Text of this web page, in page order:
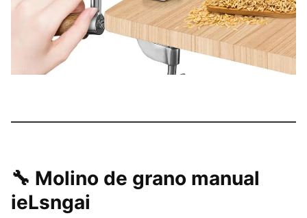
🔧 Molino de grano manual
ieLsngai